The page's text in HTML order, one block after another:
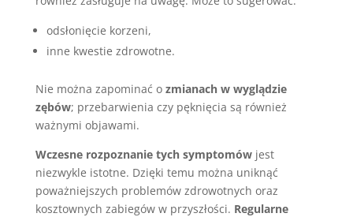
odsłonięcie korzeni,
inne kwestie zdrowotne.
Nie można zapominać o zmianach w wyglądzie
zębów; przebarwienia czy pęknięcia są również
ważnymi objawami.
Wczesne rozpoznanie tych symptomówjest
niezwykle istotne. Dzięki temu można uniknąć
poważniejszych problemów zdrowotnych oraz
kosztownych zabiegów w przyszłości. Regularne